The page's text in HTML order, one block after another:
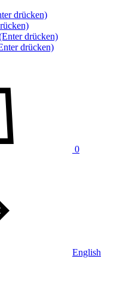
drücken)
drücken)
drücken)
0
English